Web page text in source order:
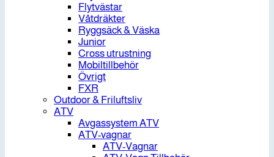
Flytvästar
Våtdräkter
Ryggsäck & Väska
Junior
Cross utrustning
Mobiltillbehör
Övrigt
FXR
Outdoor & Friluftsliv
ATV
Avgassystem ATV
ATV-vagnar
ATV-Vagnar